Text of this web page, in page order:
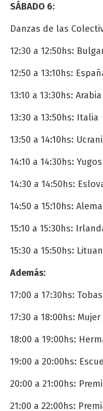
SÁBADO 6:
Danzas de las
12:30 a 12:50hs:
12:50 a 13:10hs:
13:10 a 13:30hs: Arabia
13:30 a 13:50hs: Italia
13:50 a 14:10hs:
14:10 a 14:30hs:
14:30 a 14:50hs:
14:50 a 15:10hs:
15:10 a 15:30hs:
15:30 a 15:50hs:
Además:
17:00 a 17:30hs: Tobas
17:30 a 18:00hs:
18:00 a 19:00hs:
19:00 a 20:00hs:
20:00 a 21:00hs:
21:00 a 22:00hs: